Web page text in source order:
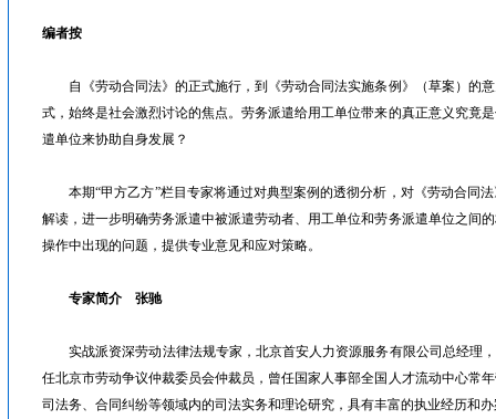
编者按
自《劳动合同法》的正式施行，到《劳动合同法实施条例》（草案）的意
式，始终是社会激烈讨论的焦点。劳务派遣给用工单位带来的真正意义究竟
遣单位来协助自身发展？
本期“甲方乙方”栏目专家将通过对典型案例的透彻分析，对《劳动合同
解读，进一步明确劳务派遣中被派遣劳动者、用工单位和劳务派遣单位之间
操作中出现的问题，提供专业意见和应对策略。
专家简介 张驰
实战派资深劳动法律法规专家，北京首安人力资源服务有限公司总经理，
任北京市劳动争议仲裁委员会仲裁员，曾任国家人事部全国人才流动中心常
司法务、合同纠纷等领域内的司法实务和理论研究，具有丰富的执业经历和